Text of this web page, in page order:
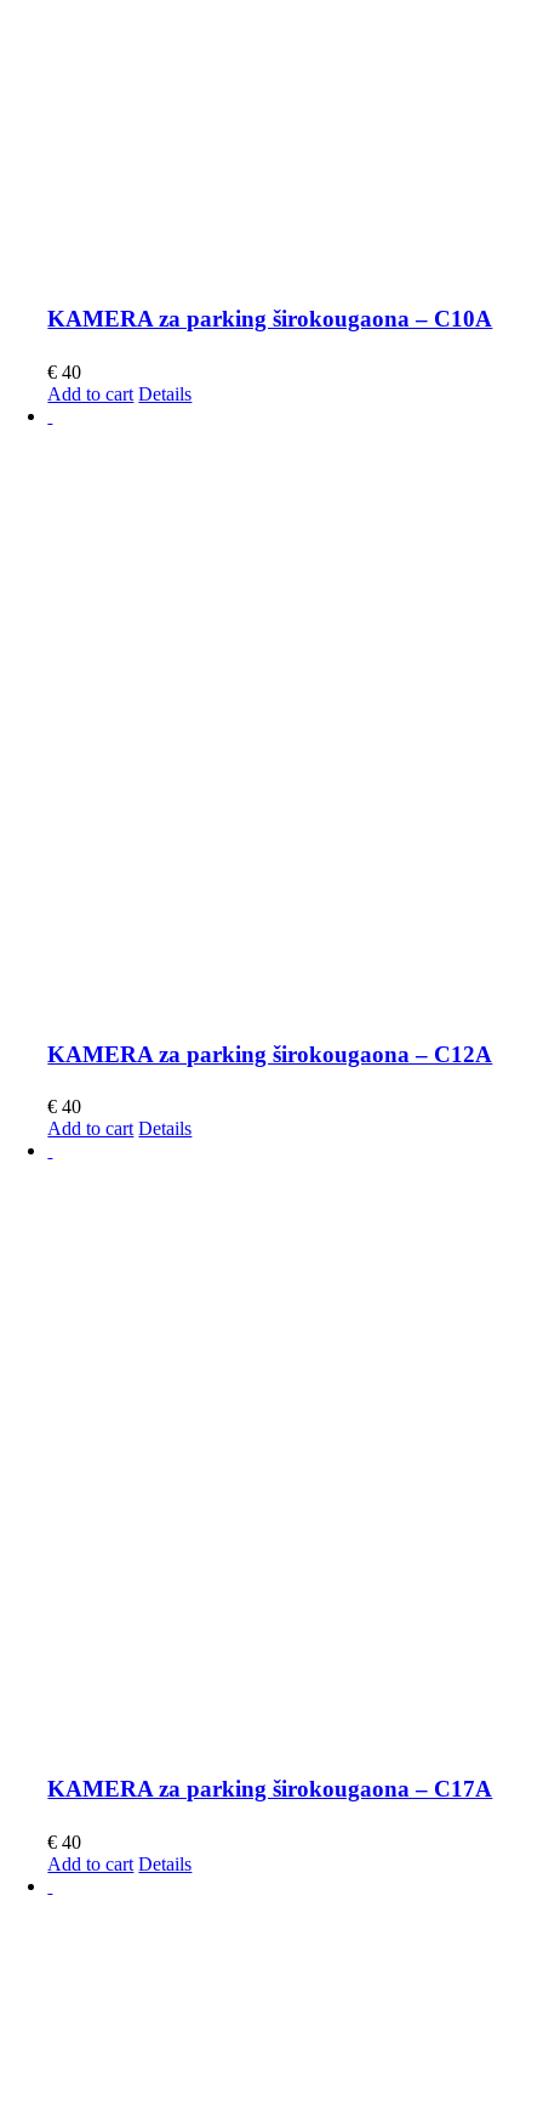
KAMERA za parking širokougaona – C10A
€ 40
Add to cart Details
KAMERA za parking širokougaona – C12A
€ 40
Add to cart Details
KAMERA za parking širokougaona – C17A
€ 40
Add to cart Details